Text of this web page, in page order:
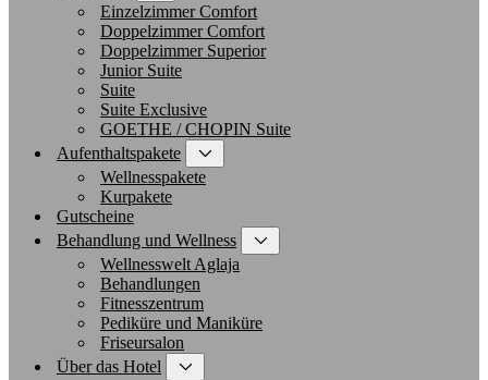
Einzelzimmer Comfort
Doppelzimmer Comfort
Doppelzimmer Superior
Junior Suite
Suite
Suite Exclusive
GOETHE / CHOPIN Suite
Aufenthaltspakete
Wellnesspakete
Kurpakete
Gutscheine
Behandlung und Wellness
Wellnesswelt Aglaja
Behandlungen
Fitnesszentrum
Pediküre und Maniküre
Friseursalon
Über das Hotel